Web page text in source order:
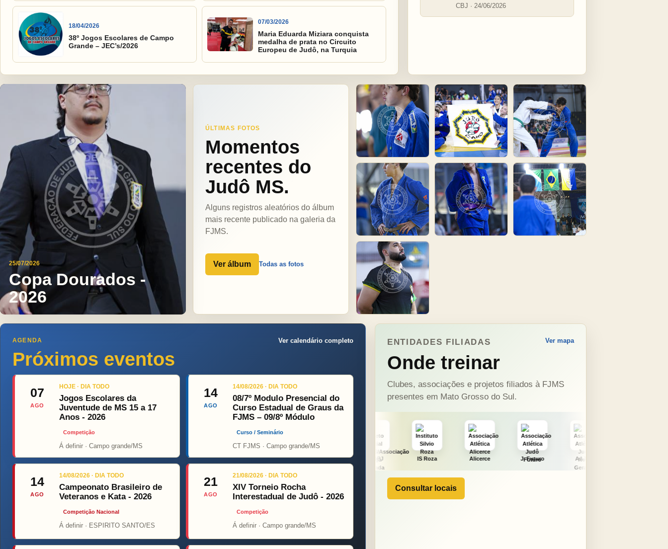
18/04/2026
38º Jogos Escolares de Campo
Grande – JEC’s/2026
07/03/2026
Maria Eduarda Miziara conquista
medalha de prata no Circuito
Europeu de Judô, na Turquia
CBJ · 24/06/2026
25/07/2026
Copa Dourados -
2026
ÚLTIMAS FOTOS
Momentos
recentes do
Judô MS.
Alguns registros aleatórios do álbum
mais recente publicado na galeria da
FJMS.
Ver álbum Todas as fotos
AGENDA
Próximos eventos
Ver calendário completo
07
AGO
HOJE · DIA TODO
Jogos Escolares da
Juventude de MS 15 a 17
Anos - 2026
Competição
Á definir · Campo grande/MS
14
AGO
14/08/2026 · DIA TODO
08/7º Modulo Presencial do
Curso Estadual de Graus da
FJMS – 09/8º Módulo
Curso / Seminário
CT FJMS · Campo grande/MS
14
AGO
14/08/2026 · DIA TODO
Campeonato Brasileiro de
Veteranos e Kata - 2026
Competição Nacional
Á definir · ESPIRITO SANTO/ES
21
AGO
21/08/2026 · DIA TODO
XIV Torneio Rocha
Interestadual de Judô - 2026
Competição
Á definir · Campo grande/MS
ENTIDADES FILIADAS
Onde treinar
Ver mapa
Clubes, associações e projetos filiados à FJMS
presentes em Mato Grosso do Sul.
Top Fight ONÇA PINT PSOPJ IS Roza Alicerce J. Futuro AAJNG TSURU
Consultar locais